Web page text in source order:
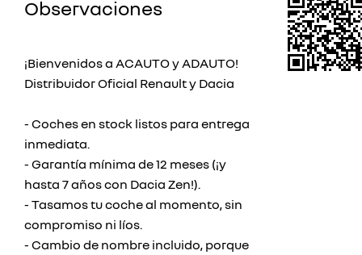
Observaciones
¡Bienvenidos a ACAUTO y ADAUTO!
Distribuidor Oficial Renault y Dacia
- Coches en stock listos para entrega
inmediata.
- Garantía mínima de 12 meses (¡y
hasta 7 años con Dacia Zen!).
- Tasamos tu coche al momento, sin
compromiso ni líos.
- Cambio de nombre incluido, porque